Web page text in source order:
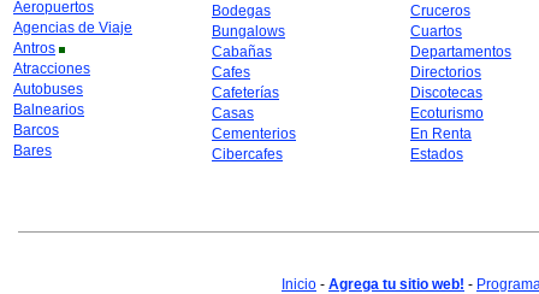
Aeropuertos
Agencias de Viaje
Antros
Atracciones
Autobuses
Balnearios
Barcos
Bares
Bodegas
Bungalows
Cabañas
Cafes
Cafeterías
Casas
Cementerios
Cibercafes
Cruceros
Cuartos
Departamentos
Directorios
Discotecas
Ecoturismo
En Renta
Estados
Inicio - Agrega tu sitio web! -